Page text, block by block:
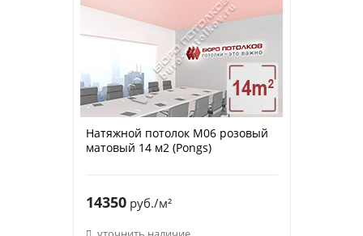
Натяжной потолок M06 розовый
матовый 14 м2 (Pongs)
14350руб./м²